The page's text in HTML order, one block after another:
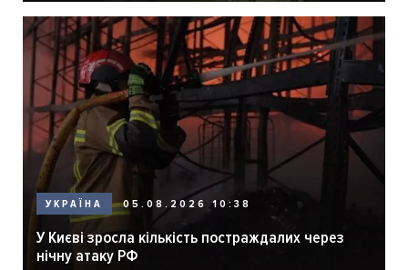
УКРАЇНА 05.08.2026 10:38
У Києві зросла кількість постраждалих через
нічну атаку РФ